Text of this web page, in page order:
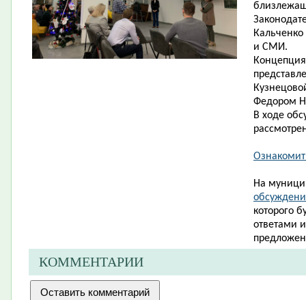
и СМИ.
Федором
В ходе
На
которого
ответами
КОММЕНТАРИИ